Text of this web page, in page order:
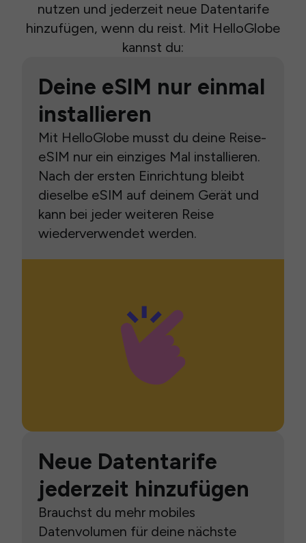
nutzen und jederzeit neue Datentarife
hinzufügen, wenn du reist. Mit HelloGlobe
kannst du:
Deine eSIM nur einmal
installieren
Mit HelloGlobe musst du deine Reise-
eSIM nur ein einziges Mal installieren.
Nach der ersten Einrichtung bleibt
dieselbe eSIM auf deinem Gerät und
kann bei jeder weiteren Reise
wiederverwendet werden.
Neue Datentarife
jederzeit hinzufügen
Brauchst du mehr mobiles
Datenvolumen für deine nächste